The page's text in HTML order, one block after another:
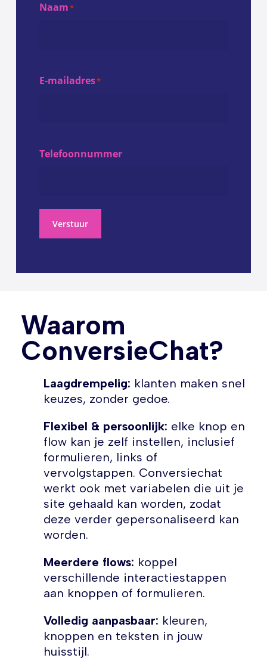
Naam*
E-mailadres*
Telefoonnummer
Verstuur
Waarom
ConversieChat?
Laagdrempelig: klanten maken snel
keuzes, zonder gedoe.
Flexibel & persoonlijk: elke knop en
flow kan je zelf instellen, inclusief
formulieren, links of
vervolgstappen. Conversiechat
werkt ook met variabelen die uit je
site gehaald kan worden, zodat
deze verder gepersonaliseerd kan
worden.
Meerdere flows: koppel
verschillende interactiestappen
aan knoppen of formulieren.
Volledig aanpasbaar: kleuren,
knoppen en teksten in jouw
huisstijl.